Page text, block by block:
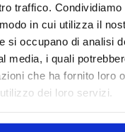
traffico. Condividiamo
in cui utilizza il
si occupano di analisi
media, i quali
che ha fornito loro
dei loro servizi.
Aggiungi ai preferiti
Vai alla scheda